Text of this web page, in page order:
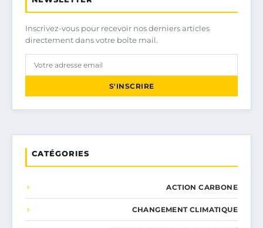
Inscrivez-vous pour recevoir nos derniers articles
directement dans votre boîte mail.
S'INSCRIRE
CATÉGORIES
ACTION CARBONE
CHANGEMENT CLIMATIQUE